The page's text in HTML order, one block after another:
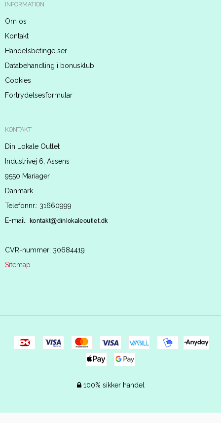
INFORMATION
Om os
Kontakt
Handelsbetingelser
Databehandling i bonusklub
Cookies
Fortrydelsesformular
KONTAKT
Din Lokale Outlet
Industrivej 6, Assens
9550 Mariager
Danmark
Telefonnr.: 31660999
E-mail :
CVR-nummer: 30684419
Sitemap
100% sikker handel